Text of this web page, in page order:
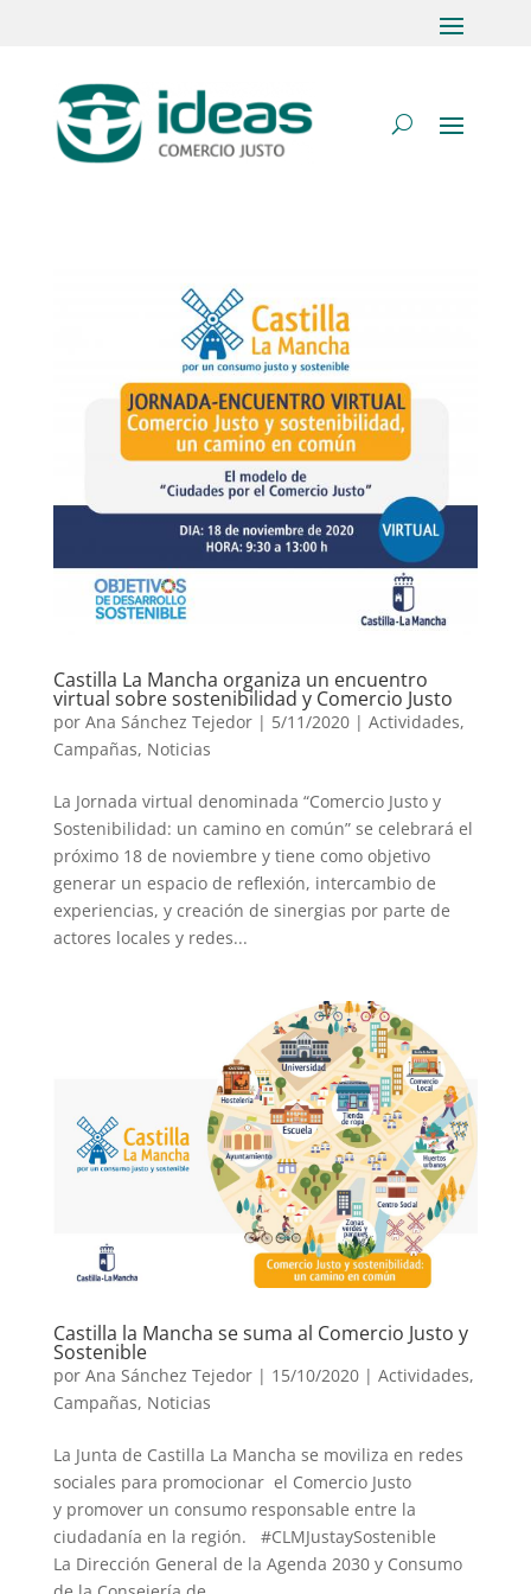
Castilla La Mancha organiza un encuentro
virtual sobre sostenibilidad y Comercio Justo
por Ana Sánchez Tejedor| 5/11/2020 | Actividades,
Campañas, Noticias
La Jornada virtual denominada “Comercio Justo y
Sostenibilidad: un camino en común” se celebrará el
próximo 18 de noviembre y tiene como objetivo
generar un espacio de reflexión, intercambio de
experiencias, y creación de sinergias por parte de
actores locales y redes...
Castilla la Mancha se suma al Comercio Justo y
Sostenible
por Ana Sánchez Tejedor| 15/10/2020 | Actividades,
Campañas, Noticias
La Junta de Castilla La Mancha se moviliza en redes
sociales para promocionar el Comercio Justo
y promover un consumo responsable entre la
ciudadanía en la región. #CLMJustaySostenible
La Dirección General de la Agenda 2030 y Consumo